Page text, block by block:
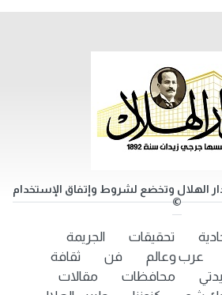
الهلال وتخضع لشروط وإتفاق الإستخدام
©
تحقيقات
الجريمة
عرب وعالم فن
ثقافة
محافظات
مقالات